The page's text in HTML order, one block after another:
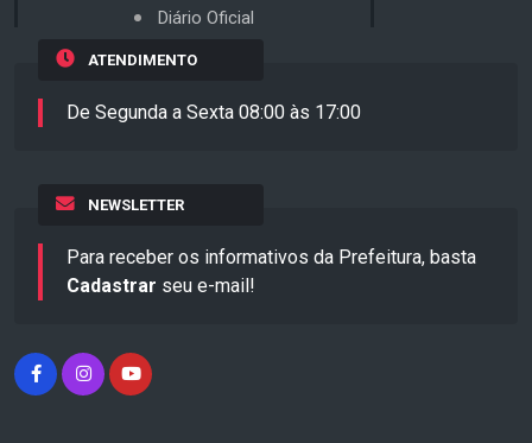
Diário Oficial
ATENDIMENTO
De Segunda a Sexta 08:00 às 17:00
NEWSLETTER
Para receber os informativos da Prefeitura, basta
Cadastrar seu e-mail!